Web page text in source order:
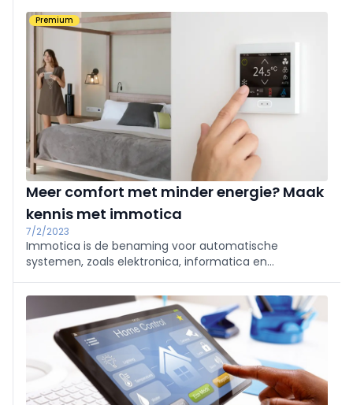
onnauwkeurige metingen aan via compensatie van
externe invloeden en slimme evaluatie van
installatiecondities, wat leidt tot stabielere regelingen
en lager energieverbruik.
Premium
Meer comfort met minder energie? Maak
kennis met immotica
7/2/2023
Immotica is de benaming voor automatische
systemen, zoals elektronica, informatica en
productiefaciliteiten in hoge mate automatiseren. Het
doel? Het comfort van de gebouwgebruikers en -
eigenaars verhogen en b